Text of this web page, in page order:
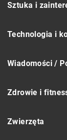
Sztuka i
Technologia i
Wiadomości /
Zdrowie i
Zwierzęta